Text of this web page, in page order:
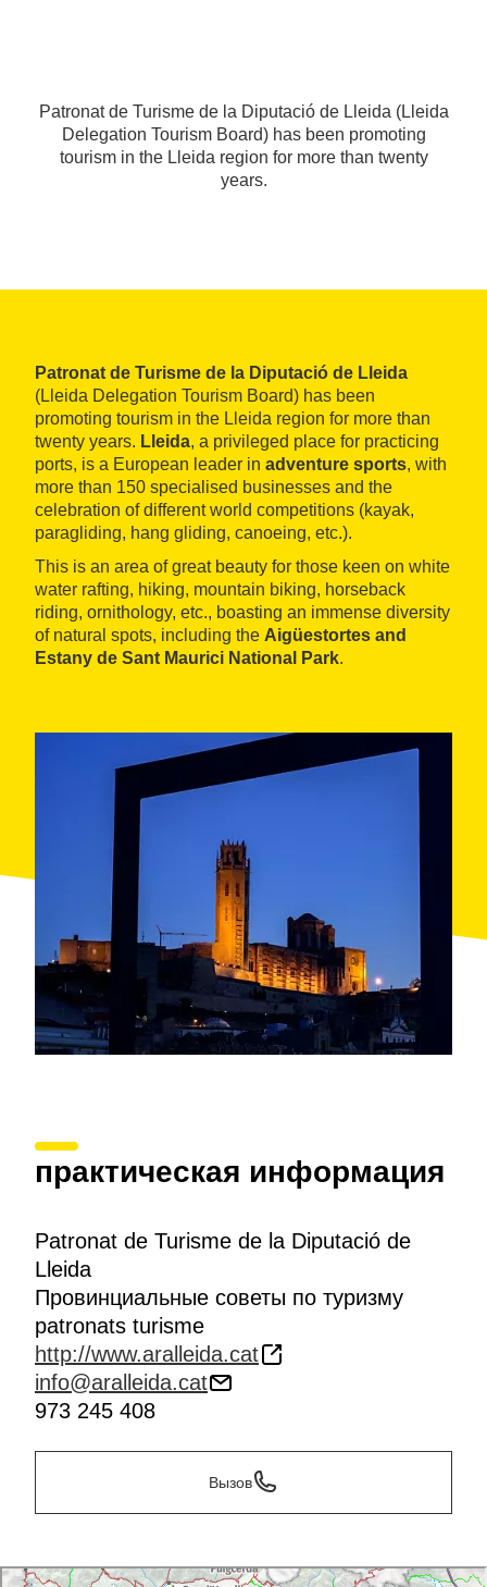
Patronat de Turisme de la Diputació de Lleida (Lleida
Delegation Tourism Board) has been promoting
tourism in the Lleida region for more than twenty
years.
Patronat de Turisme de la Diputació de Lleida
(Lleida Delegation Tourism Board) has been
promoting tourism in the Lleida region for more than
twenty years. Lleida, a privileged place for practicing
ports, is a European leader in adventure sports, with
more than 150 specialised businesses and the
celebration of different world competitions (kayak,
paragliding, hang gliding, canoeing, etc.).
This is an area of great beauty for those keen on white
water rafting, hiking, mountain biking, horseback
riding, ornithology, etc., boasting an immense diversity
of natural spots, including the Aigüestortes and
Estany de Sant Maurici National Park.
практическая информация
Patronat de Turisme de la Diputació de
Lleida
Провинциальные советы по туризму
patronats turisme
http://www.aralleida.cat
info@aralleida.cat
973 245 408
Вызов